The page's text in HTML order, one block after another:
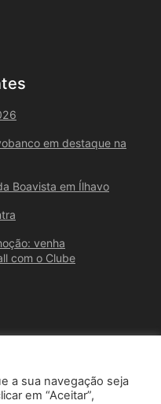
em destaque na
Boavista em Ílhavo
venha
com o Clube
a sua navegação seja
em “Aceitar”,